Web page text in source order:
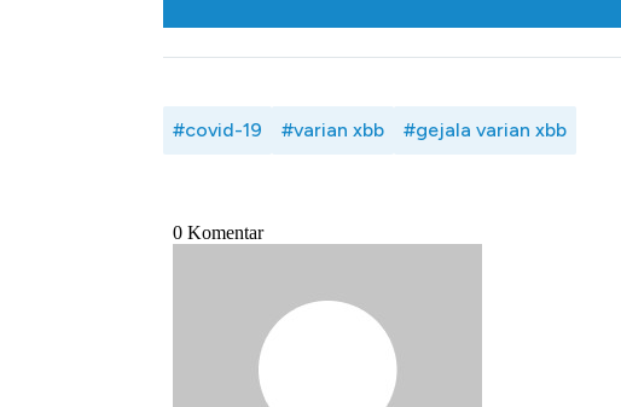
#covid-19 #varian xbb #gejala varian xbb